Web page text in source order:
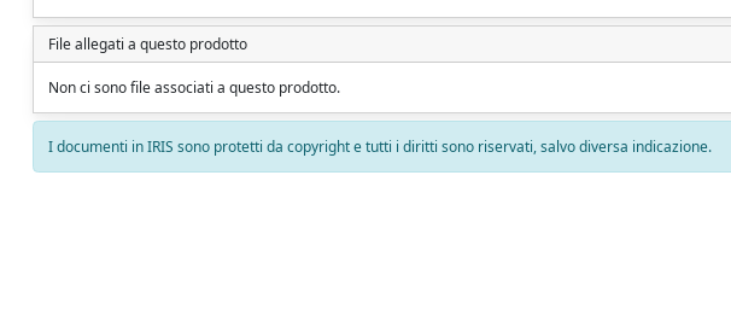
File allegati a questo prodotto
Non ci sono file associati a questo prodotto.
I documenti in IRIS sono protetti da copyright e tutti i diritti sono riservati, salvo diversa indicazione.